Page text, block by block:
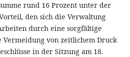
rund 16 Prozent unter der
den sich die Verwaltung
durch eine sorgfältige
Vermeidung von zeitlichem Druck
in der Sitzung am 18.